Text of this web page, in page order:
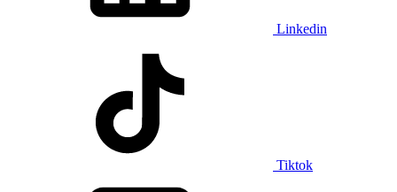
Linkedin
Tiktok